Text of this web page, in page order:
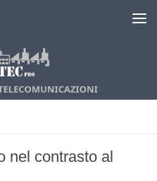
nel contrasto al